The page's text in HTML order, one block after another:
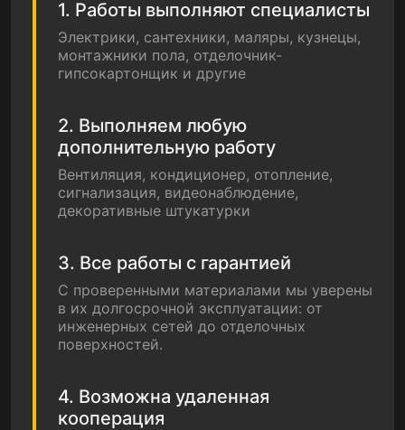
1. Работы выполняют специалисты
Электрики, сантехники, маляры, кузнецы,
монтажники пола, отделочник-
гипсокартонщик и другие
2. Выполняем любую
дополнительную работу
Вентиляция, кондиционер, отопление,
сигнализация, видеонаблюдение,
декоративные штукатурки
3. Все работы с гарантией
С проверенными материалами мы уверены
в их долгосрочной эксплуатации: от
инженерных сетей до отделочных
поверхностей.
4. Возможна удаленная
кооперация